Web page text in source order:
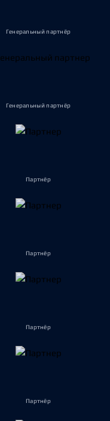
Генеральный партнёр
Генеральный партнёр
Партнёр
Партнёр
Партнёр
Партнёр